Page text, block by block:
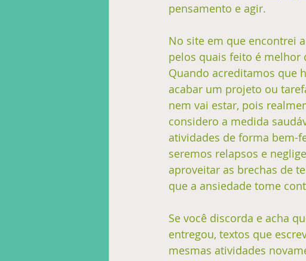
pensamento e agir.
No site em que encontrei
pelos quais feito é melhor
Quando acreditamos que
acabar um projeto ou
nem vai estar, pois
considero a medida
atividades de forma bem-
seremos relapsos e
aproveitar as brechas de
que a ansiedade tome
Se você discorda e acha
entregou, textos que
mesmas atividades